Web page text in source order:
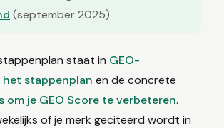
(september 2025)
staat in GEO-
stappenplan en de concrete
om je GEO Score te verbeteren.
of je merk geciteerd wordt in